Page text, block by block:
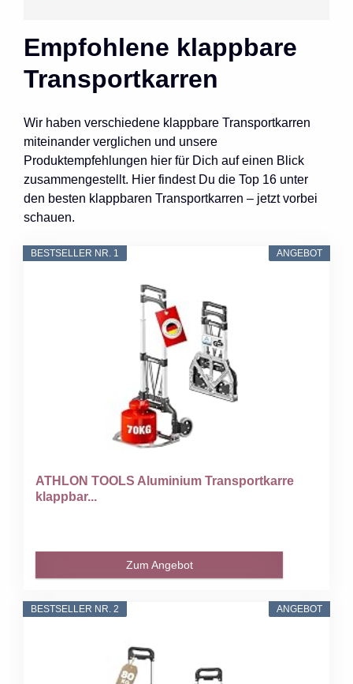
Empfohlene klappbare
Transportkarren
Wir haben verschiedene klappbare Transportkarren
miteinander verglichen und unsere
Produktempfehlungen hier für Dich auf einen Blick
zusammengestellt. Hier findest Du die Top 16 unter
den besten klappbaren Transportkarren – jetzt vorbei
schauen.
ANGEBOT
BESTSELLER NR. 1
ATHLON TOOLS Aluminium Transportkarre
klappbar...
Zum Angebot
ANGEBOT
BESTSELLER NR. 2